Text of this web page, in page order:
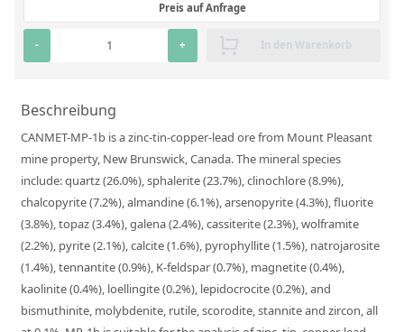
Anorganische wässrige Kundenmischungen
Organische Analyten | Rückstandsanalytik
Metallstandards | Setting Up Samples (SUS)
Kundenspezifische Polymerstandards
Pharmazeutische und organische Kundensynthesen
RFA-Monitorproben aus Silikatglas
Kundenspezifische Partikelstandards
Über uns
Preis auf Anfrage
- + In den Warenkorb
Beschreibung
CANMET-MP-1b is a zinc-tin-copper-lead ore from Mount Pleasant
mine property, New Brunswick, Canada. The mineral species
include: quartz (26.0%), sphalerite (23.7%), clinochlore (8.9%),
chalcopyrite (7.2%), almandine (6.1%), arsenopyrite (4.3%), fluorite
(3.8%), topaz (3.4%), galena (2.4%), cassiterite (2.3%), wolframite
(2.2%), pyrite (2.1%), calcite (1.6%), pyrophyllite (1.5%), natrojarosite
(1.4%), tennantite (0.9%), K-feldspar (0.7%), magnetite (0.4%),
kaolinite (0.4%), loellingite (0.2%), lepidocrocite (0.2%), and
bismuthinite, molybdenite, rutile, scorodite, stannite and zircon, all